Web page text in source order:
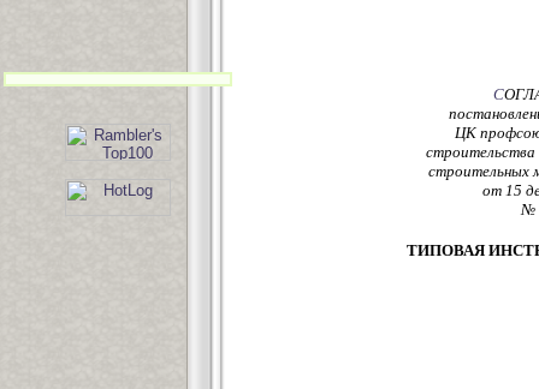
С
ЦК
строительных
от 15
№
ТИПОВАЯ